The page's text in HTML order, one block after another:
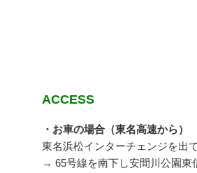
ACCESS
・お車の場合（東名高速から）
東名浜松インターチェンジを出
→ 65号線を南下し安間川公園